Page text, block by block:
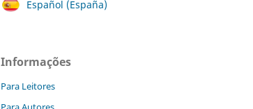
Español (España)
Informações
Para Leitores